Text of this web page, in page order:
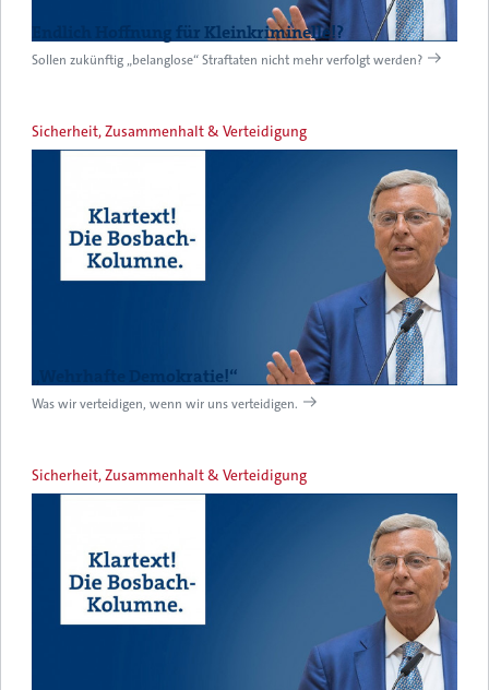
Endlich Hoffnung für Kleinkriminelle!?
Sollen zukünftig „belanglose“ Straftaten nicht mehr verfolgt werden?
Sicherheit, Zusammenhalt & Verteidigung
„Wehrhafte Demokratie!“
Was wir verteidigen, wenn wir uns verteidigen.
Sicherheit, Zusammenhalt & Verteidigung